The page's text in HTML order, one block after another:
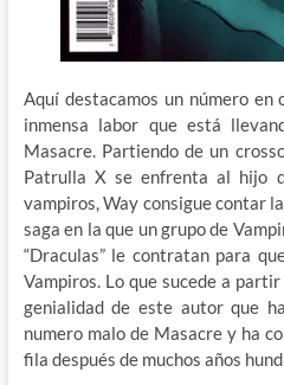
Aquí destacamos un número en
inmensa labor que está
Masacre. Partiendo de un
Patrulla X se enfrenta al hijo
vampiros, Way consigue contar
saga en la que un grupo de
“Draculas” le contratan para
Vampiros. Lo que sucede a
genialidad de este autor que
numero malo de Masacre y ha
fila después de muchos años